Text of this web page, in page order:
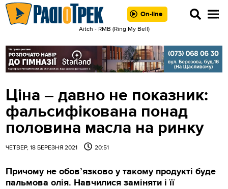
On-line
Aitch - RMB (Ring My Bell)
Ціна – давно не показник:
фальсифікована понад
половина масла на ринку
ЧЕТВЕР, 18 БЕРЕЗНЯ 2021 20:51
Причому не обов’язково у такому продукті буде
пальмова олія. Навчилися заміняти і її